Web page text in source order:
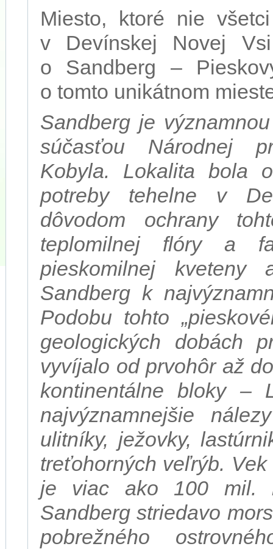
Miesto, ktoré nie
v Devínskej Novej
o Sandberg –
o tomto unikátnom
Sandberg je
súčasťou Národnej
Kobyla. Lokalita bola
potreby tehelne v
dôvodom ochrany
teplomilnej flóry a
pieskomilnej kveteny
Sandberg k
Podobu tohto
geologických dobách
vyvíjalo od prvohôr až
kontinentálne bloky –
najvýznamnejšie
ulitníky, ježovky,
treťohorných veľrýb.
je viac ako 100 mil.
Sandberg striedavo
pobrežného